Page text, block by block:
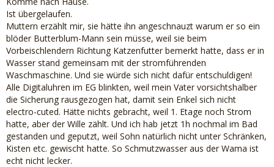
Ist übergelaufen.
Muttern erzählt mir, sie hätte ihn angeschnauzt warum er so ein
blöder Butterblum-Mann sein müsse, weil sie beim
Vorbeischlendern Richtung Katzenfutter bemerkt hatte, dass er in
Wasser stand gemeinsam mit der stromführenden
Waschmaschine. Und sie würde sich nicht dafür entschuldigen!
Alle Digitaluhren im EG blinkten, weil mein Vater vorsichtshalber
die Sicherung rausgezogen hat, damit sein Enkel sich nicht
electro-cuted. Hätte nichts gebracht, weil 1. Etage noch Strom
hatte, aber der Wille zählt. Und ich hab jetzt 1h nochmal im Bad
gestanden und geputzt, weil Sohn natürlich nicht unter Schränken,
Kisten etc. gewischt hatte. So Schmutzwasser aus der Wama ist
echt nicht lecker.